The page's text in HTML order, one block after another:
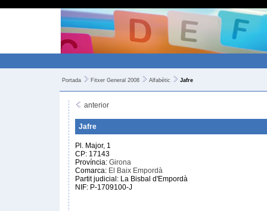
Portada Fitxer General 2008 Alfabètic Jafre
anterior
Jafre
Pl. Major, 1
CP: 17143
Província: Girona
Comarca: El Baix Empordà
Partit judicial: La Bisbal d'Empordà
NIF: P-1709100-J